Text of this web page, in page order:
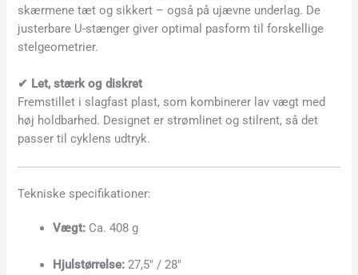
skærmene tæt og sikkert – også på ujævne underlag. De
justerbare U-stænger giver optimal pasform til forskellige
stelgeometrier.
✔ Let, stærk og diskret
Fremstillet i slagfast plast, som kombinerer lav vægt med
høj holdbarhed. Designet er strømlinet og stilrent, så det
passer til cyklens udtryk.
Tekniske specifikationer:
Vægt: Ca. 408 g
Hjulstørrelse: 27,5″ / 28″